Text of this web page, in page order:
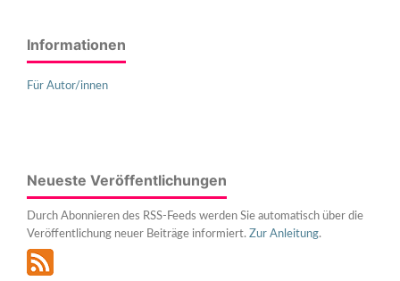
Informationen
Für Autor/innen
Neueste Veröffentlichungen
Durch Abonnieren des RSS-Feeds werden Sie automatisch über die
Veröffentlichung neuer Beiträge informiert. Zur Anleitung.